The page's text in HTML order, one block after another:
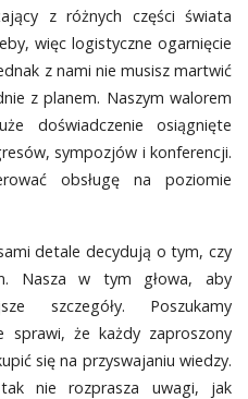
z różnych części świata
więc logistyczne ogarnięcie
z nami nie musisz martwić
z planem. Naszym walorem
doświadczenie osiągnięte
sympozjów i konferencji.
obsługę na poziomie
detale decydują o tym, czy
Nasza w tym głowa, aby
szczegóły. Poszukamy
sprawi, że każdy zaproszony
się na przyswajaniu wiedzy.
nie rozprasza uwagi, jak